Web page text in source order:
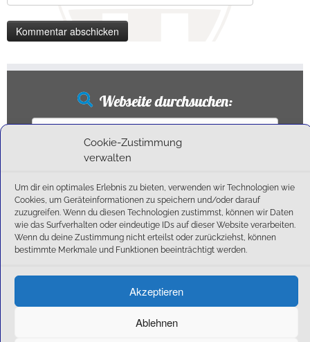
Cookie-Zustimmung
verwalten
Um dir ein optimales Erlebnis zu bieten, verwenden wir Technologien wie
Cookies, um Geräteinformationen zu speichern und/oder darauf
zuzugreifen. Wenn du diesen Technologien zustimmst, können wir Daten
wie das Surfverhalten oder eindeutige IDs auf dieser Website verarbeiten.
Wenn du deine Zustimmung nicht erteilst oder zurückziehst, können
bestimmte Merkmale und Funktionen beeinträchtigt werden.
Akzeptieren
Ablehnen
Webseite durchsuchen:
Suchen
Neueste Beiträge
Ballschule erweitert!
6:1-Triumph im Heimfinale: Der SC Olching schießt sich zurück in die Landesliga!
Außensaison 2025
Start am 01. September!